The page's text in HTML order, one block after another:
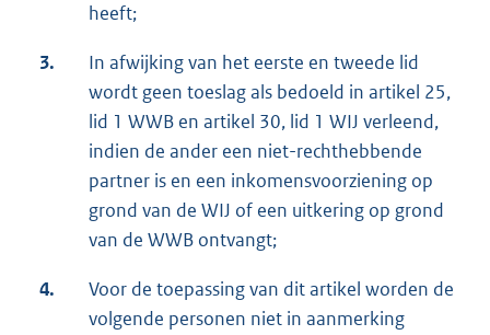
heeft;
3.
In afwijking van het eerste en tweede lid
wordt geen toeslag als bedoeld in artikel 25,
lid 1 WWB en artikel 30, lid 1 WIJ verleend,
indien de ander een niet-rechthebbende
partner is en een inkomensvoorziening op
grond van de WIJ of een uitkering op grond
van de WWB ontvangt;
4.
Voor de toepassing van dit artikel worden de
volgende personen niet in aanmerking